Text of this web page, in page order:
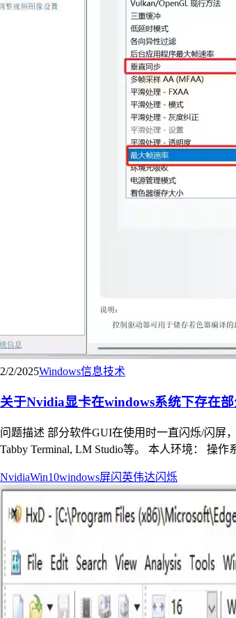
2/2/2025Windows信息技术
关于Nvidia显卡在windows系统下存在
问题描述 部分软件GUI在使用时一直闪烁/闪屏
Tabby Terminal, LM Studio等。 本人环境： 操
NvidiaWin10windows屏闪 英伟达闪烁